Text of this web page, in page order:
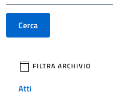
Cerca
filtri da applicare
FILTRA ARCHIVIO
Atti